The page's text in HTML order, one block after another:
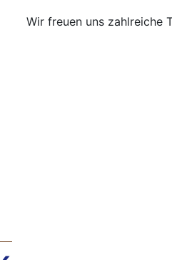
Wir freuen uns zahlreiche